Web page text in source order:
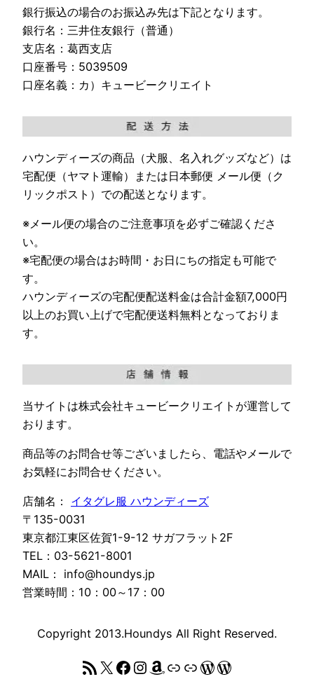
銀行振込の場合のお振込み先は下記となります。
銀行名：三井住友銀行（普通）
支店名：葛西支店
口座番号：5039509
口座名義：カ）キュービークリエイト
ハウンディーズの商品（犬服、名入れグッズなど）は
宅配便（ヤマト運輸）または日本郵便 メール便（ク
リックポスト）での配送となります。
※メール便の場合のご注意事項を必ずご確認くださ
い。
※宅配便の場合はお時間・お日にちの指定も可能で
す。
ハウンディーズの宅配便配送料金は合計金額7,000円
以上のお買い上げで宅配便送料無料となっておりま
す。
当サイトは株式会社キュービークリエイトが運営して
おります。
商品等のお問合せ等ございましたら、電話やメールで
お気軽にお問合せください。
店舗名： イタグレ服 ハウンディーズ
〒135-0031
東京都江東区佐賀1-9-12 サガフラット2F
TEL：03-5621-8001
MAIL： info@houndys.jp
営業時間：10：00～17：00
Copyright 2013.Houndys All Right Reserved.
RSS フィードX Facebook
Instagram
Amazon
リンク リンクWordPress
WordPress